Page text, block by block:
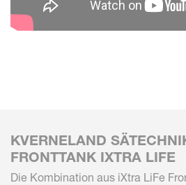
KVERNELAND
FRONTTANK IXTRA LIFE
Die Kombination aus iXtra LiFe